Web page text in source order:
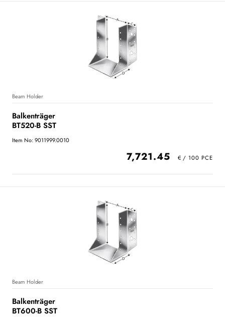
Beam Holder
Balkenträger
BT520-B SST
Item No: 9011999.0010
7,721.45
Beam Holder
Balkenträger
BT600-B SST